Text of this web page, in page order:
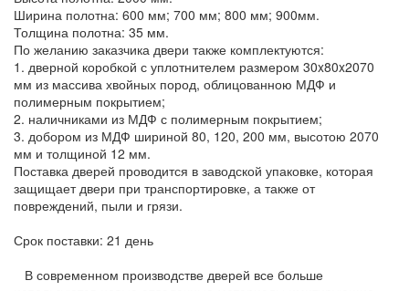
Ширина полотна: 600 мм; 700 мм; 800 мм; 900мм.
Толщина полотна: 35 мм.
По желанию заказчика двери также комплектуются:
1. дверной коробкой с уплотнителем размером 30x80x2070
мм из массива хвойных пород, облицованною МДФ и
полимерным покрытием;
2. наличниками из МДФ с полимерным покрытием;
3. добором из МДФ шириной 80, 120, 200 мм, высотою 2070
мм и толщиной 12 мм.
Поставка дверей проводится в заводской упаковке, которая
защищает двери при транспортировке, а также от
повреждений, пыли и грязи.
Срок поставки: 21 день
В современном производстве дверей все больше